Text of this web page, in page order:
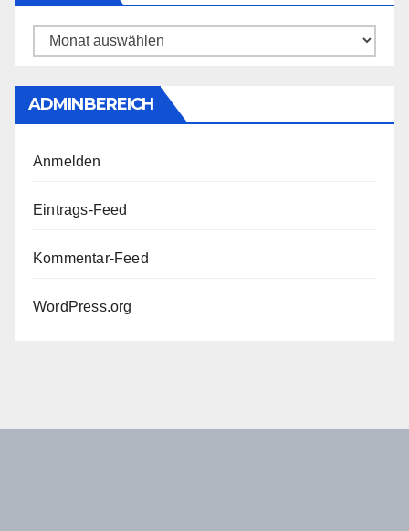
Archiv
ADMINBEREICH
Anmelden
Eintrags-Feed
Kommentar-Feed
WordPress.org